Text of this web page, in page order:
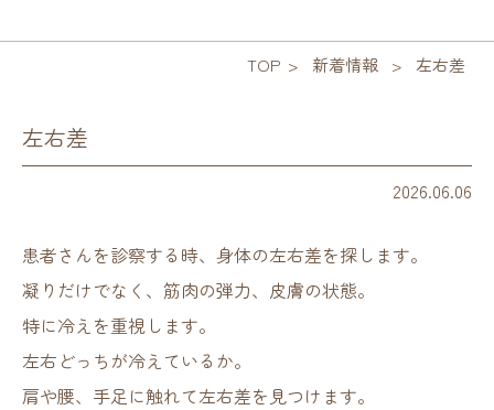
TOP > 新着情報 > 左右差
左右差
2026.06.06
患者さんを診察する時、身体の左右差を探します。
凝りだけでなく、筋肉の弾力、皮膚の状態。
特に冷えを重視します。
左右どっちが冷えているか。
肩や腰、手足に触れて左右差を見つけます。